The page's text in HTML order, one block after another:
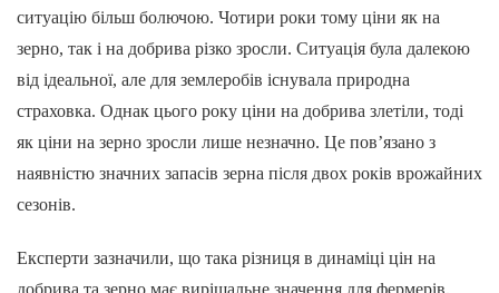
ситуацію більш болючою. Чотири роки тому ціни як на
зерно, так і на добрива різко зросли. Ситуація була далекою
від ідеальної, але для землеробів існувала природна
страховка. Однак цього року ціни на добрива злетіли, тоді
як ціни на зерно зросли лише незначно. Це пов’язано з
наявністю значних запасів зерна після двох років врожайних
сезонів.
Експерти зазначили, що така різниця в динаміці цін на
добрива та зерно має вирішальне значення для фермерів,